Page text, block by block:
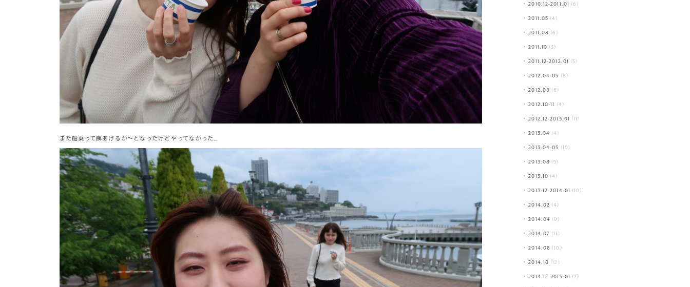
また船乗って餌あげるか〜となったけどやってなかった…
2010.12-2011.01 (6)
2011.05 (4)
2011.08 (6)
2011.10 (3)
2011.12-2012.01 (5)
2012.04-05 (8)
2012.08 (6)
2012.10-11 (4)
2012.12-2013.01 (11)
2013.04 (4)
2013.04-05 (10)
2013.08 (5)
2013.10 (4)
2013.12-2014.01 (10)
2014.02 (4)
2014.04 (9)
2014.07 (11)
2014.08 (10)
2014.10 (12)
2014.12-2015.01 (7)